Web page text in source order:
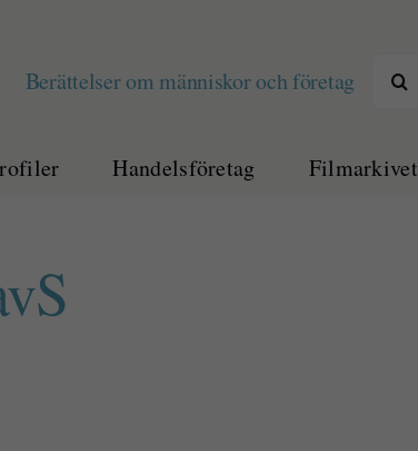
Berättelser om människor och företag
efter:
Handelsföretag Filmarkivet